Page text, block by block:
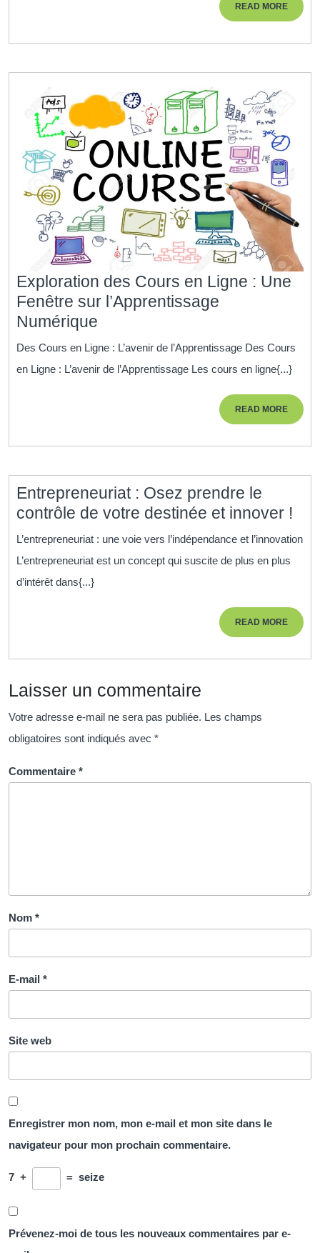
Clé
Succès
Éducatif
READ MOREREAD
MORE
Exploration des Cours en Ligne : Une
Fenêtre sur l’Apprentissage
Numérique
des
Cours
sur
l’Apprentissage
Numérique
Des Cours en Ligne : L’avenir de l’Apprentissage Des Cours
en Ligne : L’avenir de l’Apprentissage Les cours en ligne{...}
READ MOREREAD
MORE
Entrepreneuriat : Osez prendre le
contrôle de votre destinée et innover !
de
L’entrepreneuriat : une voie vers l’indépendance et l’innovation
L’entrepreneuriat est un concept qui suscite de plus en plus
d’intérêt dans{...}
READ MOREREAD
MORE
Laisser un commentaire
Votre adresse e-mail ne sera pas publiée. Les champs
obligatoires sont indiqués avec *
Commentaire *
Nom *
E-mail *
Site web
Enregistrer mon nom, mon e-mail et mon site dans le
navigateur pour mon prochain commentaire.
7 + = seize
Prévenez-moi de tous les nouveaux commentaires par e-